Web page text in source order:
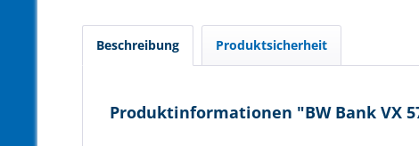
Beschreibung Produktsicherheit
Produktinformationen "BW Bank VX